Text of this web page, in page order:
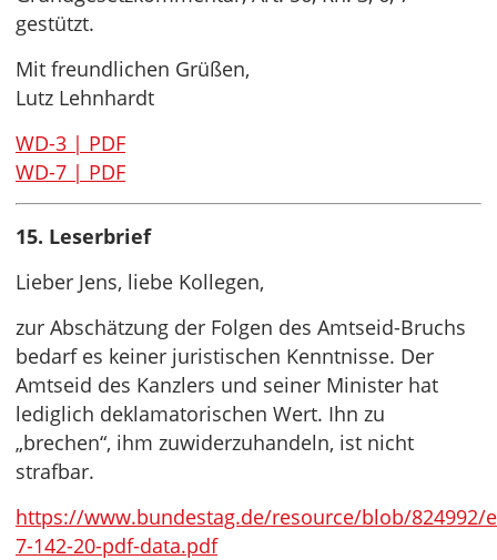
gestützt.
Mit freundlichen Grüßen,
Lutz Lehnhardt
WD-3 | PDF
WD-7 | PDF
15. Leserbrief
Lieber Jens, liebe Kollegen,
zur Abschätzung der Folgen des Amtseid-Bruchs
bedarf es keiner juristischen Kenntnisse. Der
Amtseid des Kanzlers und seiner Minister hat
lediglich deklamatorischen Wert. Ihn zu
„brechen“, ihm zuwiderzuhandeln, ist nicht
strafbar.
https://www.bundestag.de/resource/blob/824992/
7-142-20-pdf-data.pdf